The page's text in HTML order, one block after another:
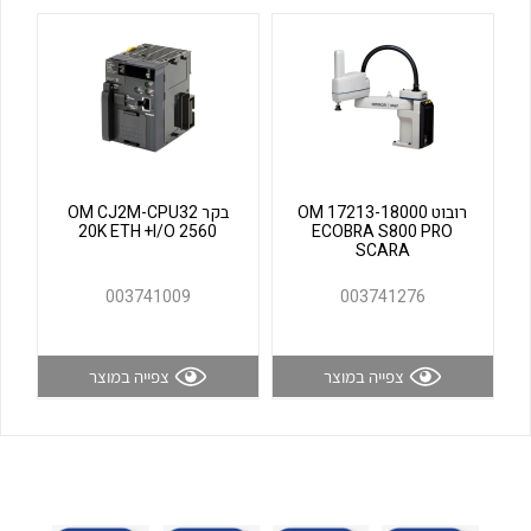
לכל מוצרי היצרן לכל מוצרי היצרן
רובוט OM 17213-18000
ECOBRA S800 PRO
SCARA
003741276
צפייה במוצר
בקר OM CJ2M-CPU32
20K ETH +I/O 2560
003741009
צפייה במוצר